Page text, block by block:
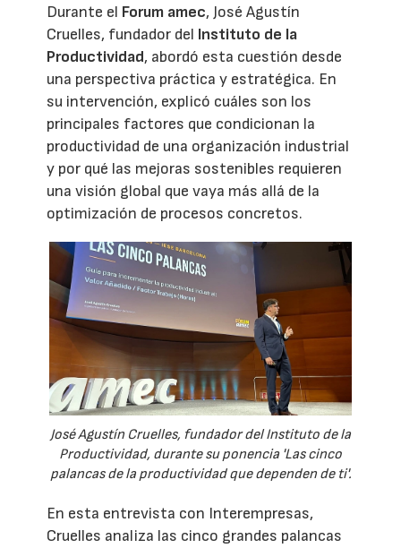
Durante el Forum amec, José Agustín
Cruelles, fundador del Instituto de la
Productividad, abordó esta cuestión desde
una perspectiva práctica y estratégica. En
su intervención, explicó cuáles son los
principales factores que condicionan la
productividad de una organización industrial
y por qué las mejoras sostenibles requieren
una visión global que vaya más allá de la
optimización de procesos concretos.
José Agustín Cruelles, fundador del Instituto de la
Productividad, durante su ponencia 'Las cinco
palancas de la productividad que dependen de ti'.
En esta entrevista con Interempresas,
Cruelles analiza las cinco grandes palancas